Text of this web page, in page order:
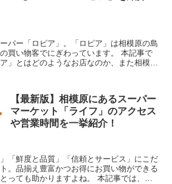
パー「ロピア」。「ロピア」は相模原の島
物客でにぎわっています。 本記事で
」とはどのようなお店なのか、また相模原
【最新版】相模原にあるスーパー
マーケット「ライフ」のアクセス
や営業時間を一挙紹介！
「鮮度と品質」「信頼とサービス」にこだ
。品揃え豊富かつお得にお買い物ができる
助かりますよね。 本記事では、相